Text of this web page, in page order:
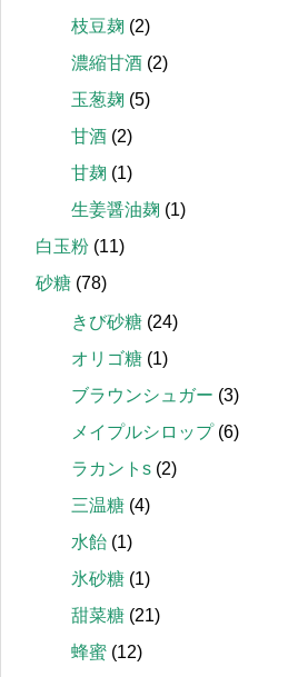
枝豆麹 (2)
濃縮甘酒 (2)
玉葱麹 (5)
甘酒 (2)
甘麹 (1)
生姜醤油麹 (1)
白玉粉 (11)
砂糖 (78)
きび砂糖 (24)
オリゴ糖 (1)
ブラウンシュガー (3)
メイプルシロップ(6)
ラカントs (2)
三温糖 (4)
水飴 (1)
氷砂糖 (1)
甜菜糖 (21)
蜂蜜 (12)